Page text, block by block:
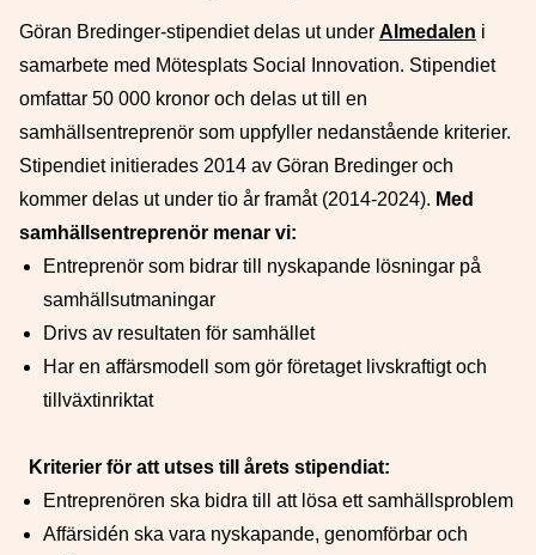
Göran Bredinger-stipendiet delas ut under Almedalen i
samarbete med Mötesplats Social Innovation. Stipendiet
omfattar 50 000 kronor och delas ut till en
samhällsentreprenör som uppfyller nedanstående kriterier.
Stipendiet initierades 2014 av Göran Bredinger och
kommer delas ut under tio år framåt (2014-2024). Med
samhällsentreprenör menar vi:
Entreprenör som bidrar till nyskapande lösningar på
samhällsutmaningar
Drivs av resultaten för samhället
Har en affärsmodell som gör företaget livskraftigt och
tillväxtinriktat
Kriterier för att utses till årets stipendiat:
Entreprenören ska bidra till att lösa ett samhällsproblem
Affärsidén ska vara nyskapande, genomförbar och